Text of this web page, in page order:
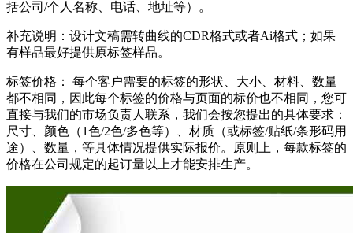
括公司/个人名称、电话、地址等）。
补充说明：设计文稿需转曲线的CDR格式或者Ai格式；如果
有样品最好提供原标签样品。
标签价格： 每个客户需要的标签的形状、大小、材料、数量
都不相同，因此每个标签的价格与页面的标价也不相同，您可
直接与我们的市场负责人联系，我们会按您提出的具体要求：
尺寸、颜色（1色/2色/多色等）、材质（或标签/贴纸/条形码用
途）、数量，等具体情况提供实际报价。原则上，每款标签的
价格在公司规定的起订量以上才能安排生产。